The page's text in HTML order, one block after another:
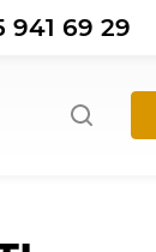
941 69 29